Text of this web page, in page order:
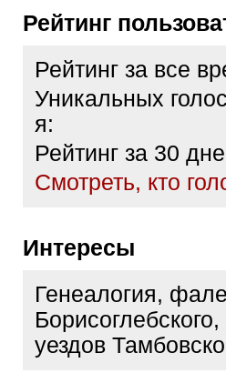
Рейтинг
Рейтинг за все
Уникальных
я:
Рейтинг за 30
Cмотреть, кто
Интересы
Генеалогия,
уездов